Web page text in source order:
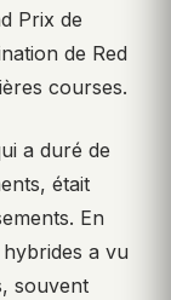
Prix de
de Red
courses.
a duré de
était
En
a vu
souvent